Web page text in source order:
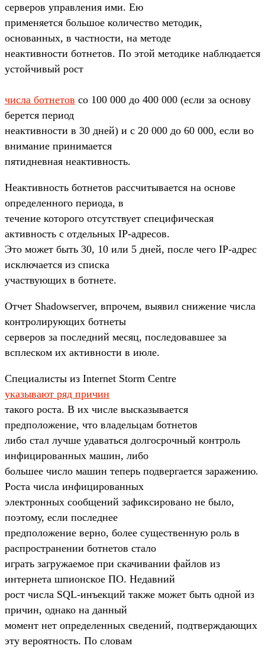
серверов управления ими. Ею
применяется большое количество методик,
основанных, в частности, на методе
неактивности ботнетов. По этой методике наблюдается
устойчивый рост
числа ботнетов со 100 000 до 400 000 (если за основу
берется период
неактивности в 30 дней) и с 20 000 до 60 000, если во
внимание принимается
пятидневная неактивность.
Неактивность ботнетов рассчитывается на основе
определенного периода, в
течение которого отсутствует специфическая
активность с отдельных IP-адресов.
Это может быть 30, 10 или 5 дней, после чего IP-адрес
исключается из списка
участвующих в ботнете.
Отчет Shadowserver, впрочем, выявил снижение числа
контролирующих ботнеты
серверов за последний месяц, последовавшее за
всплеском их активности в июле.
Специалисты из Internet Storm Centre
указывают ряд причин
такого роста. В их числе высказывается
предположение, что владельцам ботнетов
либо стал лучше удаваться долгосрочный контроль
инфицированных машин, либо
большее число машин теперь подвергается заражению.
Роста числа инфицированных
электронных сообщений зафиксировано не было,
поэтому, если последнее
предположение верно, более существенную роль в
распространении ботнетов стало
играть загружаемое при скачивании файлов из
интернета шпионское ПО. Недавний
рост числа SQL-инъекций также может быть одной из
причин, однако на данный
момент нет определенных сведений, подтверждающих
эту вероятность. По словам